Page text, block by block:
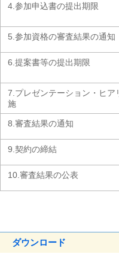
4.参加申込書の提出期限
5.参加資格の審査結果の通知
6.提案書等の提出期限
7.プレゼンテーション・ヒア
施
8.審査結果の通知
9.契約の締結
10.審査結果の公表
ダウンロード